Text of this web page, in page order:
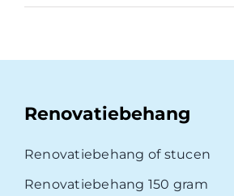
Renovatiebehang
Renovatiebehang of stucen
Renovatiebehang 150 gram